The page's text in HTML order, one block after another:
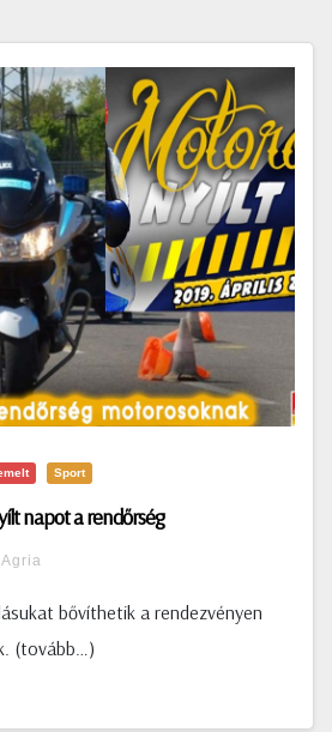
Sport
napot a rendőrség
Agria
bővíthetik a rendezvényen
(tovább…)